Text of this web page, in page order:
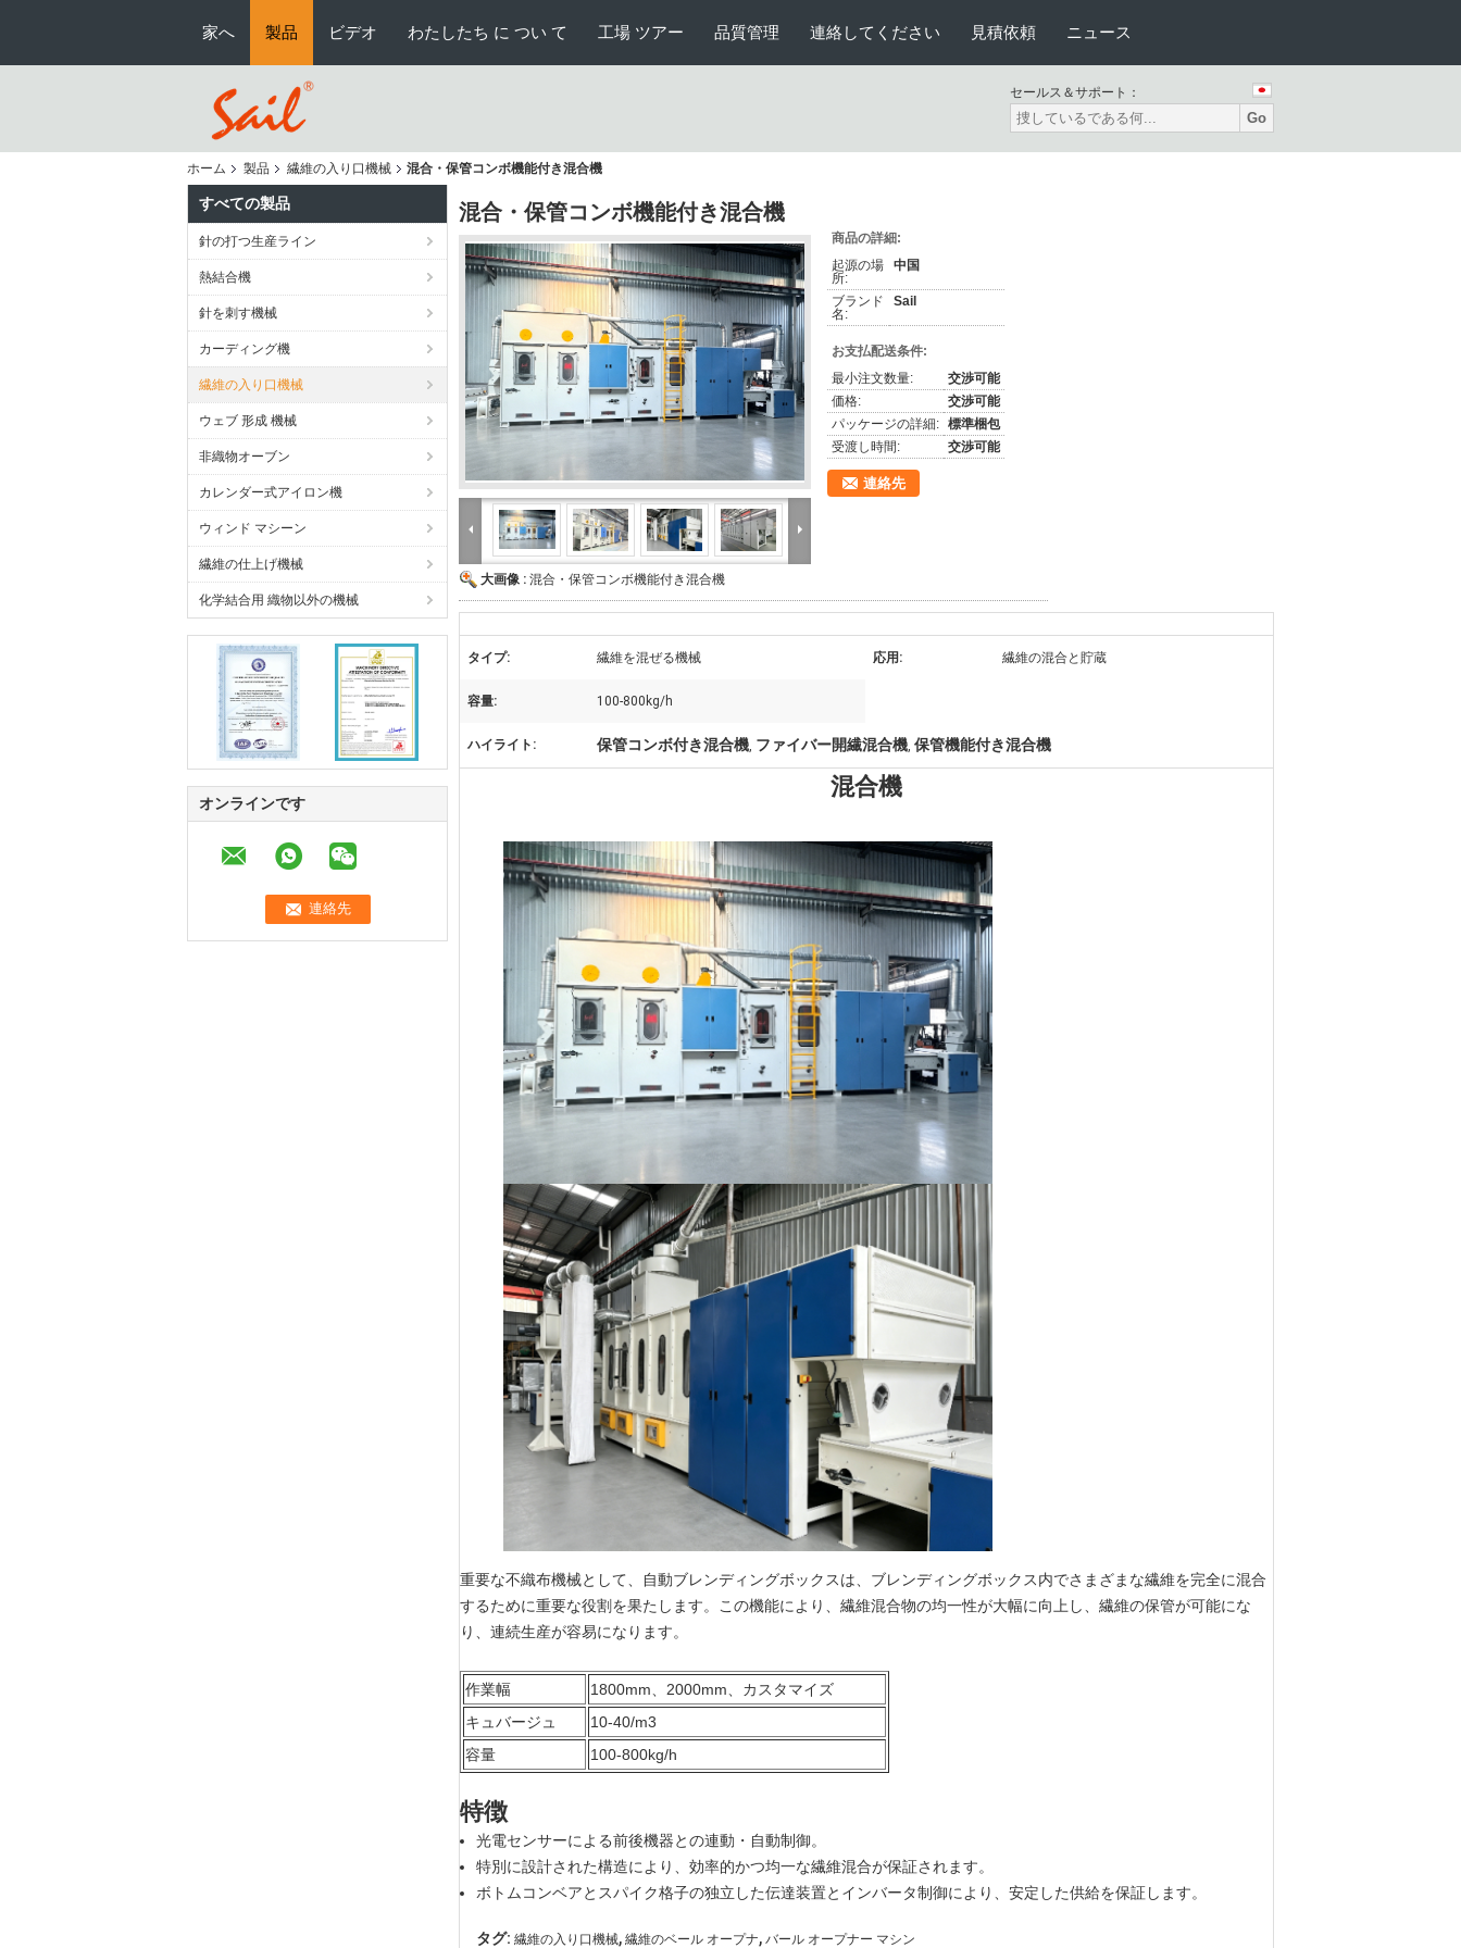
家へ 製品 ビデオ わたしたち に つい て 工場 ツアー 品質管理 連絡してください 見積依頼 ニュース
セールス＆サポート：
Go
ホーム 製品 繊維の入り口機械 混合・保管コンボ機能付き混合機
すべての製品
針の打つ生産ライン
熱結合機
針を刺す機械
カーディング機
繊維の入り口機械
ウェブ 形成 機械
非織物オーブン
カレンダー式アイロン機
ウィンド マシーン
繊維の仕上げ機械
化学結合用 織物以外の機械
オンラインです
混合・保管コンボ機能付き混合機
大画像 : 混合・保管コンボ機能付き混合機
商品の詳細:
起源の場
所:
中国
ブランド
名:
Sail
お支払配送条件:
最小注文数量:
交渉可能
価格:
交渉可能
パッケージの詳細: 標準梱包
受渡し時間:
交渉可能
連絡先
タイプ: 繊維を混ぜる機械 応用: 繊維の混合と貯蔵
容量: 100-800kg/h
ハイライト: 保管コンボ付き混合機, ファイバー開繊混合機, 保管機能付き混合機
混合機
重要な不織布機械として、自動ブレンディングボックスは、ブレンディングボックス内でさまざまな繊維を完全に混合
するために重要な役割を果たします。この機能により、繊維混合物の均一性が大幅に向上し、繊維の保管が可能にな
り、連続生産が容易になります。
作業幅
1800mm、2000mm、カスタマイズ
キュバージュ
10-40/m3
容量
100-800kg/h
特徴
光電センサーによる前後機器との連動・自動制御。
特別に設計された構造により、効率的かつ均一な繊維混合が保証されます。
ボトムコンベアとスパイク格子の独立した伝達装置とインバータ制御により、安定した供給を保証します。
タグ: 繊維の入り口機械, 繊維のベール オープナ, バール オープナー マシン